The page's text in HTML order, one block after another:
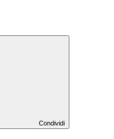
Condividi